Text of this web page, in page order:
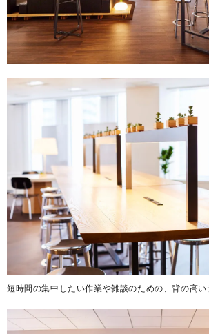
短時間の集中したい作業や雑談のための、背の高